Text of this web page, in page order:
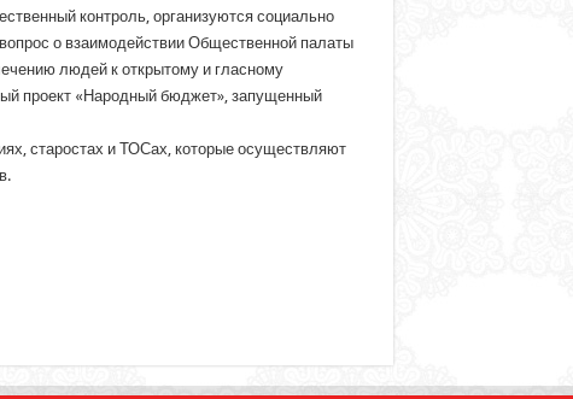
контроль, организуются социально
о взаимодействии Общественной палаты
людей к открытому и гласному
проект «Народный бюджет», запущенный
старостах и ТОСах, которые осуществляют